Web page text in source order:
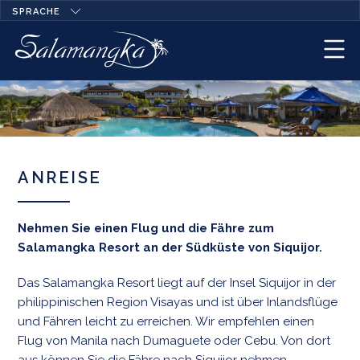
SPRACHE
ANREISE
Nehmen Sie einen Flug und die Fähre zum
Salamangka Resort an der Südküste von Siquijor.
Das Salamangka Resort liegt auf der Insel Siquijor in der
philippinischen Region Visayas und ist über Inlandsflüge
und Fähren leicht zu erreichen. Wir empfehlen einen
Flug von Manila nach Dumaguete oder Cebu. Von dort